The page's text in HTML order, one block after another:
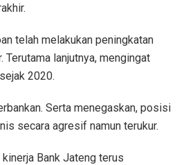
telah melakukan peningkatan
lanjutnya, mengingat
2020.
Serta menegaskan, posisi
secara agresif namun terukur.
Bank Jateng terus